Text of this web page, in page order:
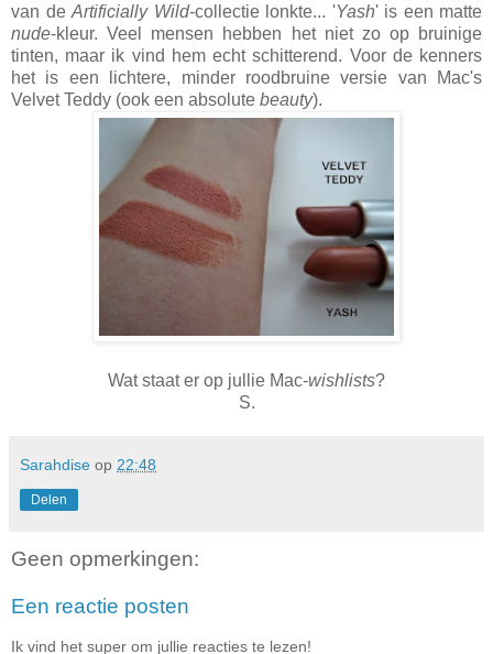
van de Artificially Wild-collectie lonkte... 'Yash' is een matte
nude-kleur. Veel mensen hebben het niet zo op bruinige
tinten, maar ik vind hem echt schitterend. Voor de kenners
het is een lichtere, minder roodbruine versie van Mac's
Velvet Teddy (ook een absolute beauty).
Wat staat er op jullie Mac-wishlists?
S.
Sarahdise op 22:48
Delen
Geen opmerkingen:
Een reactie posten
Ik vind het super om jullie reacties te lezen!